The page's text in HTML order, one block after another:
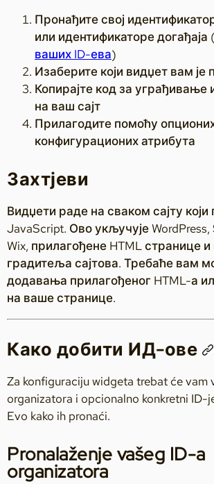
Пронађите свој
или идентификаторе догађаја
ваших ID-ева)
Изаберите који видџет вам је
Копирајте код за уграђивање
на ваш сајт
Прилагодите помоћу
конфигурационих атрибута
Захтјеви
Видџети раде на сваком сајту
JavaScript. Ово укључује WordPress,
Wix, прилагођене HTML странице
градитеља сајтова. Требаће вам
додавања прилагођеног HTML-а
на ваше странице.
Како добити ИД-ове
Za konfiguraciju widgeta trebat će vam
organizatora i opcionalno konkretni ID-
Evo kako ih pronaći.
Pronalaženje vašeg ID-a
organizatora